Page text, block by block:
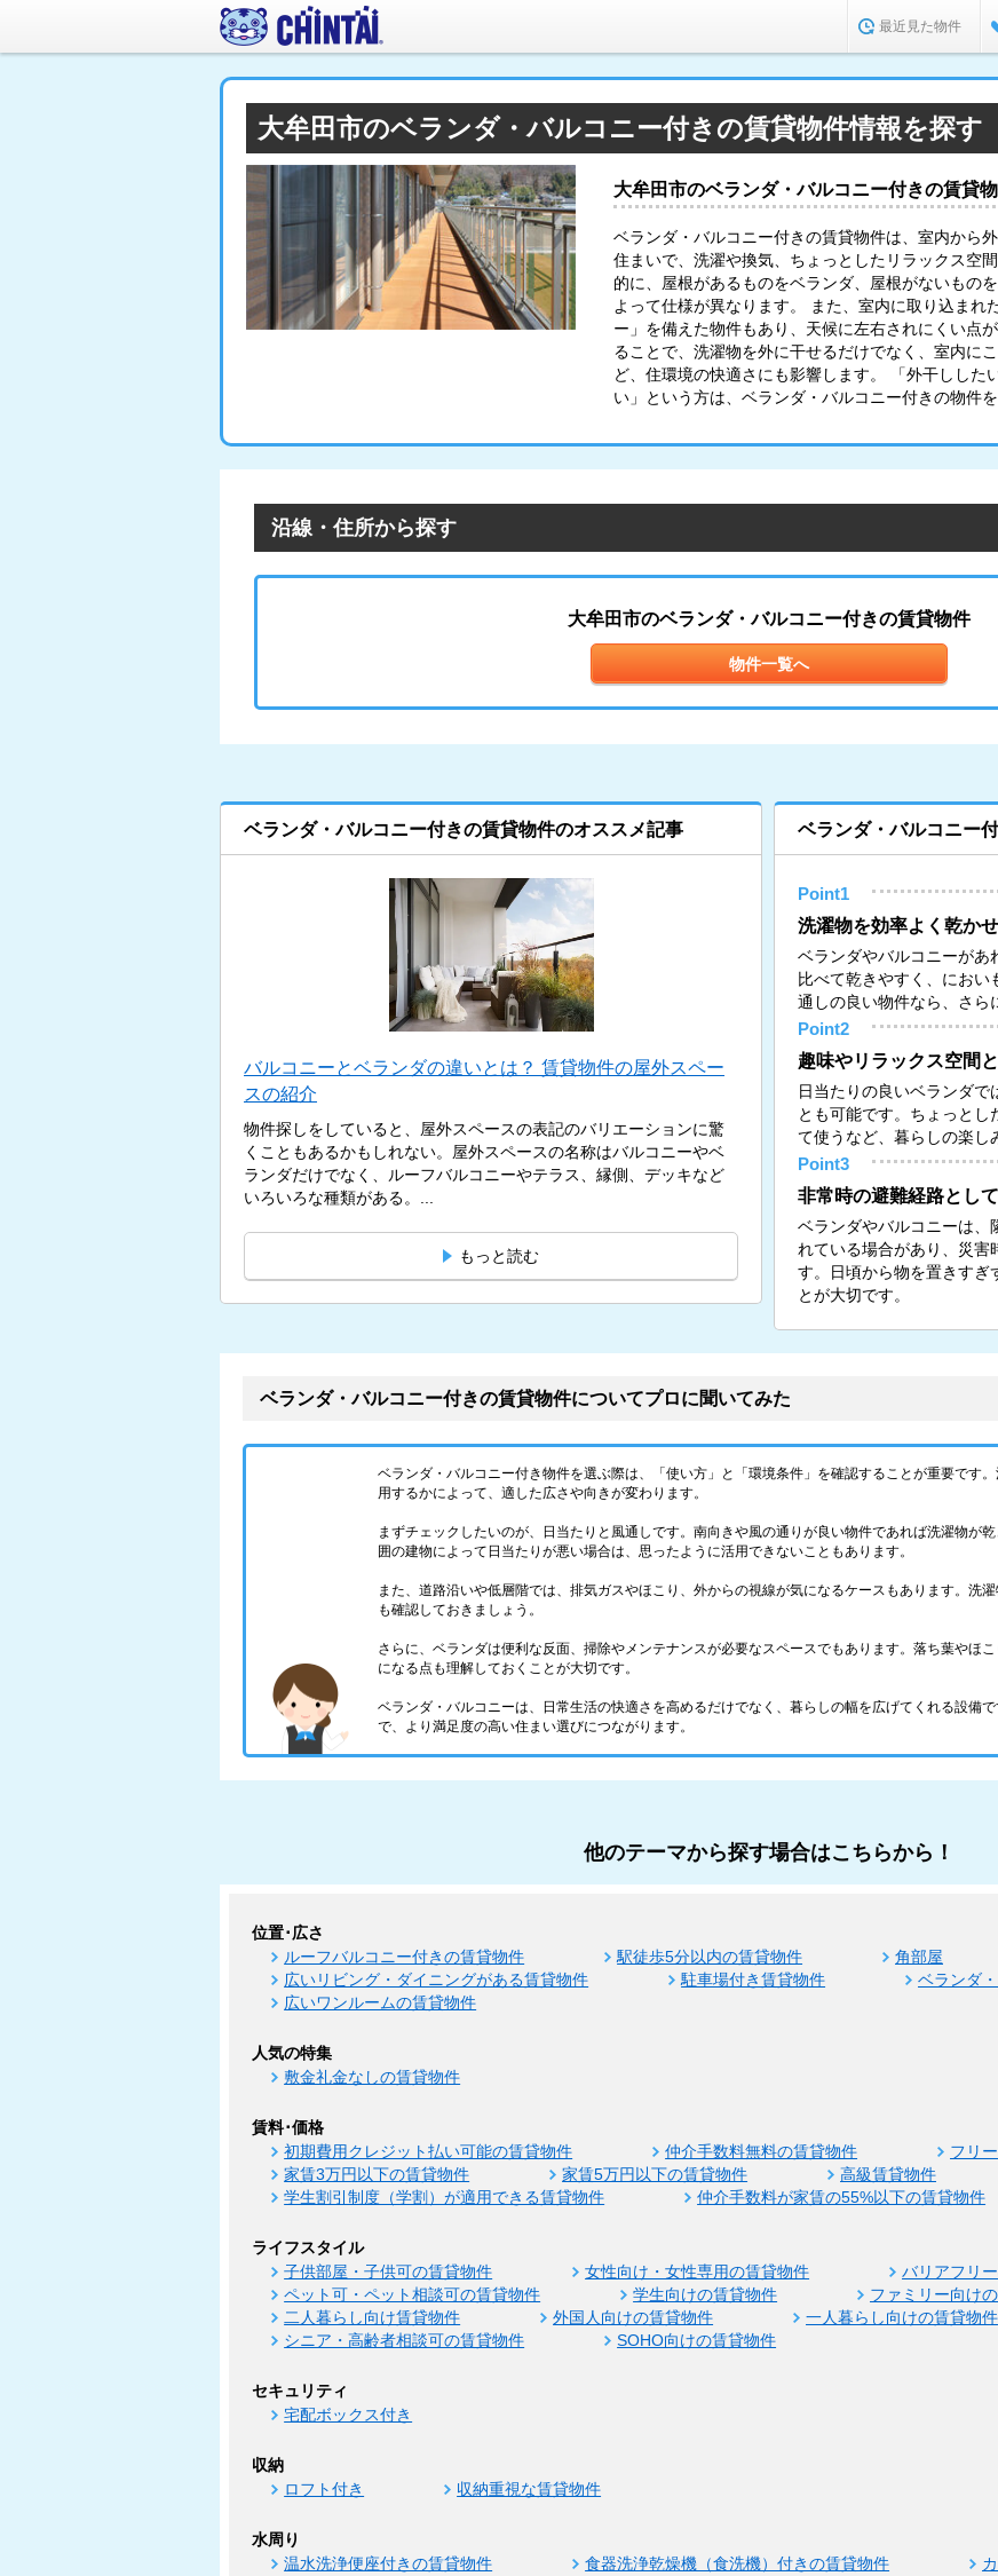
最近見た物件
大牟田市のベランダ・バルコニー付きの賃貸物件情報を探す
大牟田市のベランダ・バルコニー付きの賃貸
ベランダ・バルコニー付きの賃貸物件は、室内から
住まいで、洗濯や換気、ちょっとしたリラックス空
的に、屋根があるものをベランダ、屋根がないもの
よって仕様が異なります。 また、室内に取り込まれ
ー」を備えた物件もあり、天候に左右されにくい点
ることで、洗濯物を外に干せるだけでなく、室内に
ど、住環境の快適さにも影響します。 「外干しした
い」という方は、ベランダ・バルコニー付きの物件
沿線・住所から探す
大牟田市のベランダ・バルコニー付きの賃貸物件
物件一覧へ
ベランダ・バルコニー付きの賃貸物件のオススメ記事
バルコニーとベランダの違いとは？ 賃貸物件の屋外スペー
スの紹介
物件探しをしていると、屋外スペースの表記のバリエーションに驚
くこともあるかもしれない。屋外スペースの名称はバルコニーやベ
ランダだけでなく、ルーフバルコニーやテラス、縁側、デッキなど
いろいろな種類がある。...
もっと読む
ベランダ・バルコニー
Point1
洗濯物を効率よく乾か
ベランダやバルコニーがあ
比べて乾きやすく、にお
通しの良い物件なら、さら
Point2
趣味やリラックス空間
日当たりの良いベランダで
とも可能です。ちょっとし
て使うなど、暮らしの楽し
Point3
非常時の避難経路とし
ベランダやバルコニーは、
れている場合があり、災害
す。日頃から物を置きすぎ
とが大切です。
ベランダ・バルコニー付きの賃貸物件についてプロに聞いてみた
ベランダ・バルコニー付き物件を選ぶ際は、「使い方」と「環境条件」を確認することが重要です
用するかによって、適した広さや向きが変わります。
まずチェックしたいのが、日当たりと風通しです。南向きや風の通りが良い物件であれば洗濯物が
囲の建物によって日当たりが悪い場合は、思ったように活用できないこともあります。
また、道路沿いや低層階では、排気ガスやほこり、外からの視線が気になるケースもあります。洗
も確認しておきましょう。
さらに、ベランダは便利な反面、掃除やメンテナンスが必要なスペースでもあります。落ち葉やほ
になる点も理解しておくことが大切です。
ベランダ・バルコニーは、日常生活の快適さを高めるだけでなく、暮らしの幅を広げてくれる設備
で、より満足度の高い住まい選びにつながります。
他のテーマから探す場合はこちらから！
位置･広さ
ルーフバルコニー付きの賃貸物件 駅徒歩5分以内の賃貸物件
角部屋
広いリビング・ダイニングがある賃貸物件
駐車場付き賃貸物件
ベランダ
広いワンルームの賃貸物件
人気の特集
敷金礼金なしの賃貸物件
賃料･価格
初期費用クレジット払い可能の賃貸物件 仲介手数料無料の賃貸物件
フリ
家賃3万円以下の賃貸物件
家賃5万円以下の賃貸物件
高級賃貸物件
学生割引制度（学割）が適用できる賃貸物件
仲介手数料が家賃の55%以下の賃貸物件
ライフスタイル
子供部屋・子供可の賃貸物件 女性向け・女性専用の賃貸物件
バリアフリ
ペット可・ペット相談可の賃貸物件
学生向けの賃貸物件 ファミリー向け
二人暮らし向け賃貸物件
外国人向けの賃貸物件
一人暮らし向けの賃貸物件
シニア・高齢者相談可の賃貸物件
SOHO向けの賃貸物件
セキュリティ
宅配ボックス付き
収納
ロフト付き 収納重視な賃貸物件
水周り
温水洗浄便座付きの賃貸物件 食器洗浄乾燥機（食洗機）付きの賃貸物件